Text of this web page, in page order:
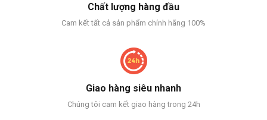
Chất lượng hàng đầu
Cam kết tất cả sản phẩm chính hãng 100%
Giao hàng siêu nhanh
Chúng tôi cam kết giao hàng trong 24h